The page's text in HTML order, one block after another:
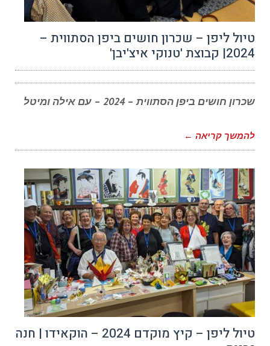
טיול ליפן – שכרון חושים ביפן הסתווית –
2024| קבוצת 'טנוקי איצ'יבן'
שכרון חושים ביפן הסתווית – 2024 – עם אילה ומיטל
להמשך קריאה ←
טיול ליפן – קיץ מוקדם 2024 – הוקאידו | חנה